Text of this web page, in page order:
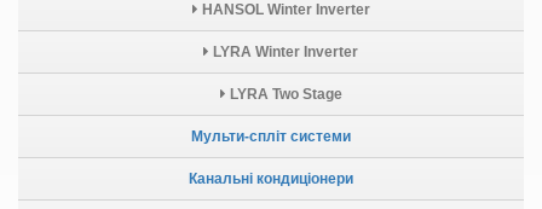
HANSOL Winter Inverter
LYRA Winter Inverter
LYRA Two Stage
Мульти-спліт системи
Канальні кондиціонери